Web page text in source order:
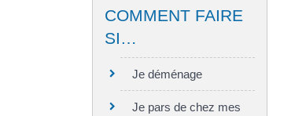
COMMENT FAIRE
SI…
Je déménage
Je pars de chez mes